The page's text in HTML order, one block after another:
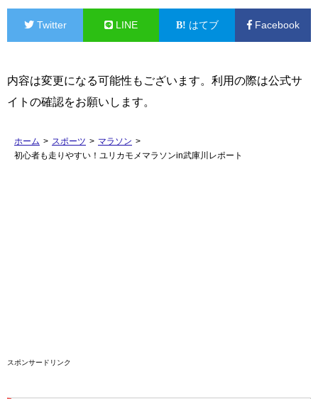
Twitter LINE はてブ Facebook
内容は変更になる可能性もございます。利用の際は公式サ
イトの確認をお願いします。
ホーム > スポーツ > マラソン >
初心者も走りやすい！ユリカモメマラソンin武庫川レポート
スポンサードリンク